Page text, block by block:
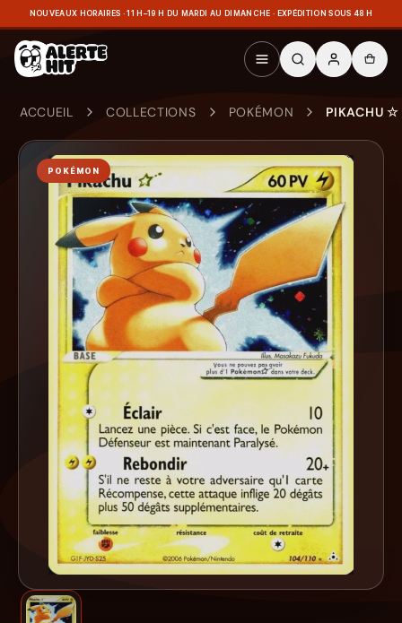
NOUVEAUX HORAIRES · 11 H–19 H DU MARDI AU DIMANCHE · EXPÉDITION SOUS 48 H
ACCUEIL COLLECTIONS POKÉMON PIKACHU ☆
POKÉMON